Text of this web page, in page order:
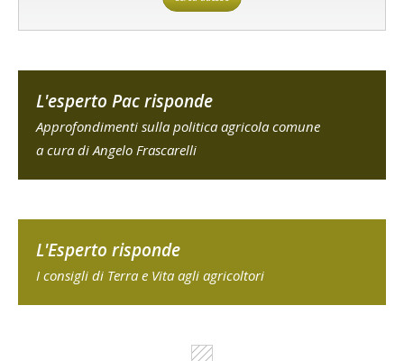
L'esperto Pac risponde
Approfondimenti sulla politica agricola comune
a cura di Angelo Frascarelli
L'Esperto risponde
I consigli di Terra e Vita agli agricoltori